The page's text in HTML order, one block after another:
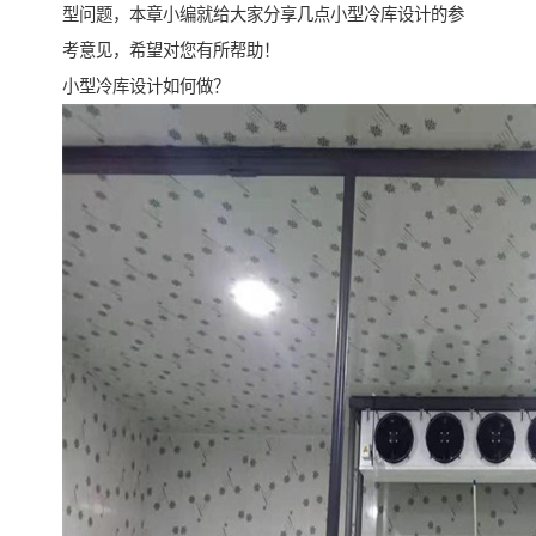
型问题，本章小编就给大家分享几点小型冷库设计的参
考意见，希望对您有所帮助！
小型冷库设计如何做？